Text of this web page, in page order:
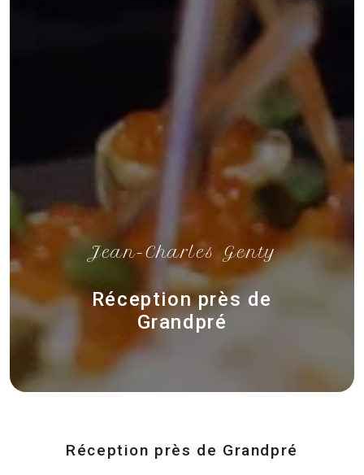
Réception près de
Grandpré
Jean-Charles Genty
Réception près de Grandpré